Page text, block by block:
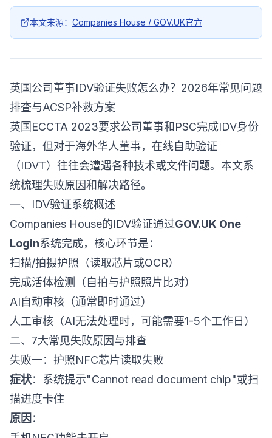
本文来源： Companies House / GOV.UK官方
英国公司董事IDV验证失败怎么办？2026年常见问题
排查与ACSP补救方案
英国ECCTA 2023要求公司董事和PSC完成IDV身份
验证，但对于海外华人董事，在线自助验证
（IDVT）往往会遭遇各种技术或文件问题。本文系
统梳理失败原因和解决路径。
一、IDV验证系统概述
Companies House的IDV验证通过GOV.UK One
Login系统完成，核心环节是：
扫描/拍摄护照（读取芯片或OCR）
完成活体检测（自拍与护照照片比对）
AI自动审核（通常即时通过）
人工审核（AI无法处理时，可能需要1-5个工作日）
二、7大常见失败原因与排查
失败一：护照NFC芯片读取失败
症状：系统提示"Cannot read document chip"或扫
描进度卡住
原因 ：